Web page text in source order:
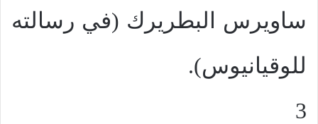
ساويرس البطريرك (في رسالته
للوقيانيوس).
3